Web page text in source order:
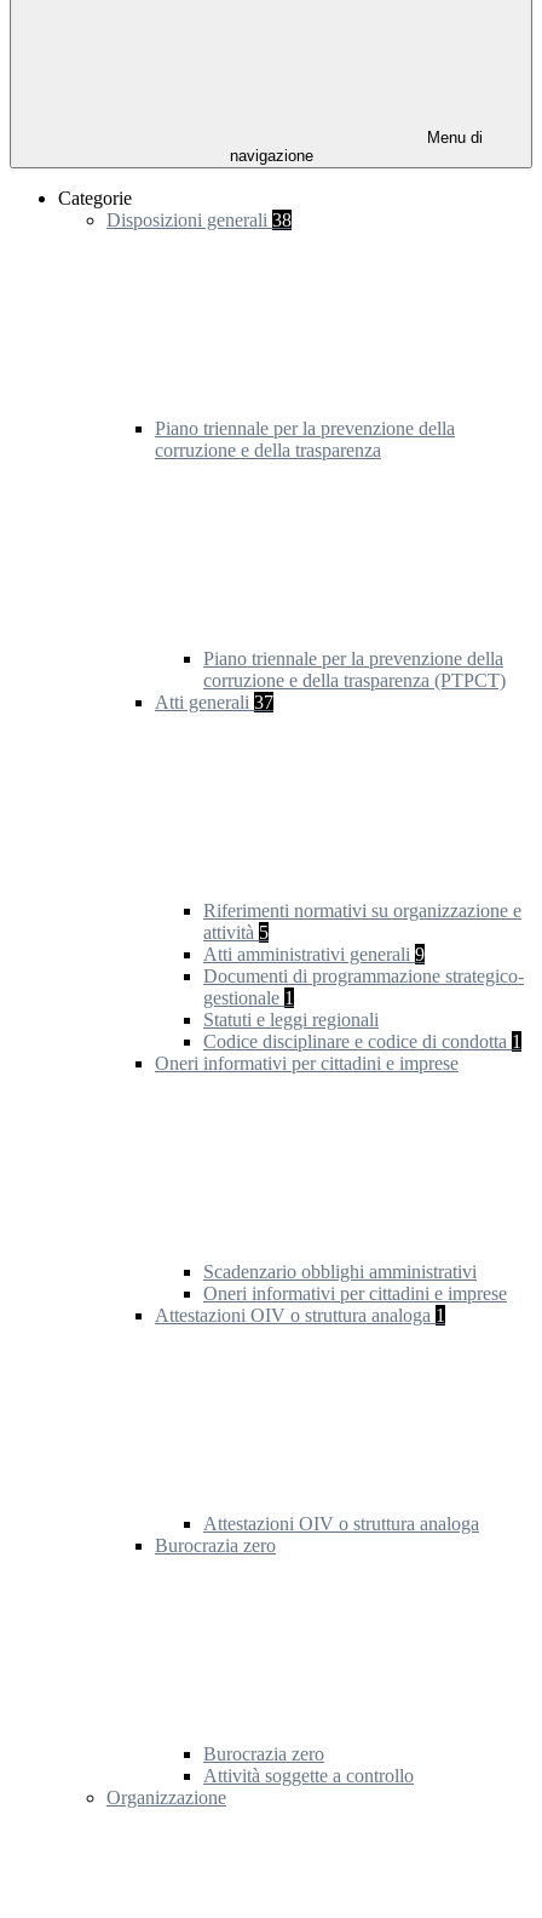
Menu di
navigazione
Categorie
Disposizioni generali 38
Piano triennale per la prevenzione della
corruzione e della trasparenza
Piano triennale per la prevenzione della
corruzione e della trasparenza (PTPCT)
Atti generali 37
Riferimenti normativi su organizzazione e
attività 5
Atti amministrativi generali 9
Documenti di programmazione strategico-
gestionale 1
Statuti e leggi regionali
Codice disciplinare e codice di condotta 1
Oneri informativi per cittadini e imprese
Scadenzario obblighi amministrativi
Oneri informativi per cittadini e imprese
Attestazioni OIV o struttura analoga 1
Attestazioni OIV o struttura analoga
Burocrazia zero
Burocrazia zero
Attività soggette a controllo
Organizzazione